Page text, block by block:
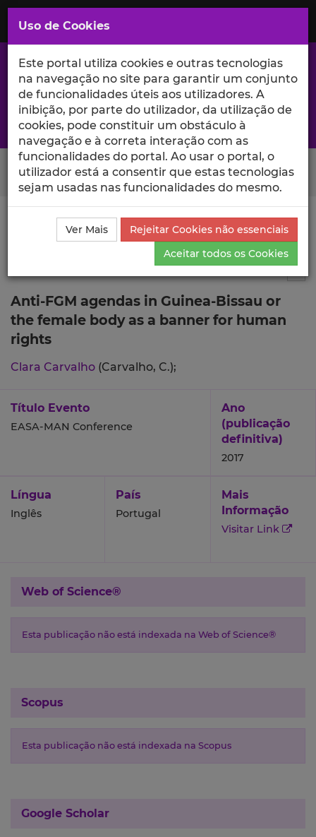
Saltar
para
Conteúdo
Principal
A excelência da investigação e ciência no Iscte
Search Button
Ciência_Iscte Comunicações
Descrição Detalhada
da Comunicação
Anti-FGM agendas in Guinea-Bissau or
the female body as a banner for human
rights
Clara Carvalho (Carvalho, C.);
Título Evento
EASA-MAN Conference
Ano
(publicação
definitiva)
2017
Língua
Inglês
País
Portugal
Mais
Informação
Visitar Link
Web of Science®
Esta publicação não está indexada na Web of Science®
Scopus
Esta publicação não está indexada na Scopus
Google Scholar
Uso de Cookies
Este portal utiliza cookies e outras tecnologias
na navegação no site para garantir um conjunto
de funcionalidades úteis aos utilizadores. A
inibição, por parte do utilizador, da utilização de
cookies, pode constituir um obstáculo à
navegação e à correta interação com as
funcionalidades do portal. Ao usar o portal, o
utilizador está a consentir que estas tecnologias
sejam usadas nas funcionalidades do mesmo.
Ver Mais
Rejeitar Cookies não essenciais
Aceitar todos os Cookies